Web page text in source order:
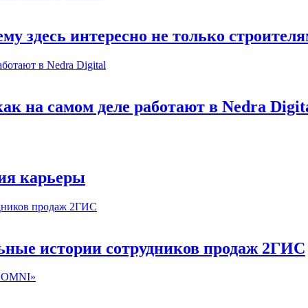
здесь интересно не только
на самом деле работают в Nedra
карьеры
истории сотрудников продаж 2ГИС